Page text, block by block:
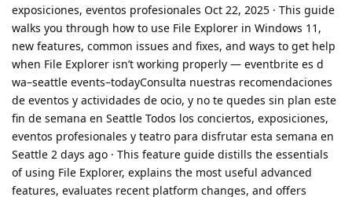
exposiciones, eventos profesionales Oct 22, 2025 · This guide
walks you through how to use File Explorer in Windows 11,
new features, common issues and fixes, and ways to get help
when File Explorer isn’t working properly — eventbrite es d
wa–seattle events–todayConsulta nuestras recomendaciones
de eventos y actividades de ocio, y no te quedes sin plan este
fin de semana en Seattle Todos los conciertos, exposiciones,
eventos profesionales y teatro para disfrutar esta semana en
Seattle 2 days ago · This feature guide distills the essentials
of using File Explorer, explains the most useful advanced
features, evaluates recent platform changes, and offers